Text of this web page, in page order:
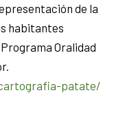
de la
habitantes
Oralidad
patate/